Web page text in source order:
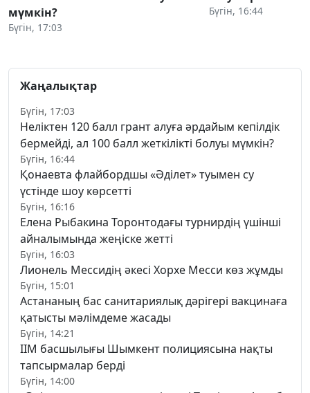
мүмкін?
Бүгін, 17:03
Бүгін, 16:44
Жаңалықтар
Бүгін, 17:03
Неліктен 120 балл грант алуға әрдайым кепілдік
бермейді, ал 100 балл жеткілікті болуы мүмкін?
Бүгін, 16:44
Қонаевта флайбордшы «Әділет» туымен су
үстінде шоу көрсетті
Бүгін, 16:16
Елена Рыбакина Торонтодағы турнирдің үшінші
айналымында жеңіске жетті
Бүгін, 16:03
Лионель Мессидің әкесі Хорхе Месси көз жұмды
Бүгін, 15:01
Астананың бас санитариялық дәрігері вакцинаға
қатысты мәлімдеме жасады
Бүгін, 14:21
ІІМ басшылығы Шымкент полициясына нақты
тапсырмалар берді
Бүгін, 14:00